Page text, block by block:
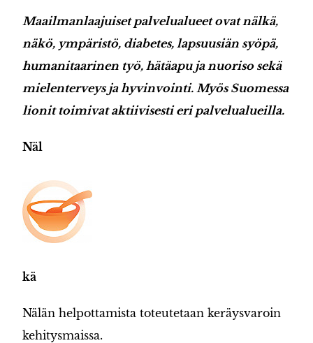
Maailmanlaajuiset palvelualueet ovat nälkä,
näkö, ympäristö, diabetes, lapsuusiän syöpä,
humanitaarinen työ, hätäapu ja nuoriso sekä
mielenterveys ja hyvinvointi. Myös Suomessa
lionit toimivat aktiivisesti eri palvelualueilla.
Näl
kä
Nälän helpottamista toteutetaan keräysvaroin
kehitysmaissa.